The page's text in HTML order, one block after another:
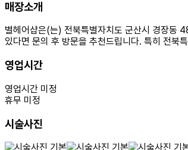
매장소개
별헤어샵은(는) 전북특별자치도 군산시 경장동
있다면 문의 후 방문을 추천드립니다. 특히 전북
영업시간
영업시간 미정
휴무 미정
시술사진